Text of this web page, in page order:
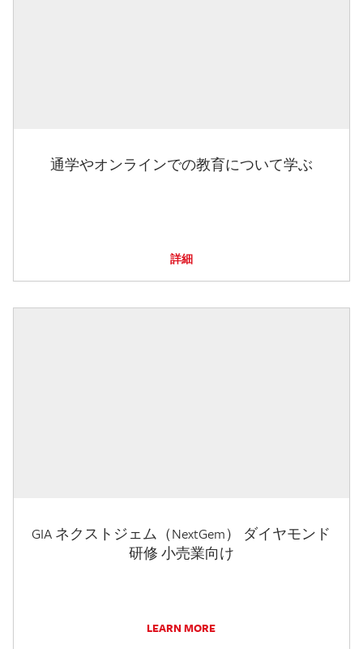
通学やオンラインでの教育について学ぶ
詳細
GIA ネクストジェム（NextGem） ダイヤモンド
研修 小売業向け
LEARN MORE